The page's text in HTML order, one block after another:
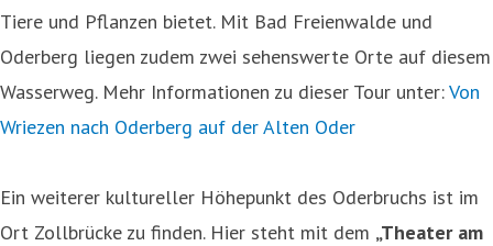
Tiere und Pflanzen bietet. Mit Bad Freienwalde und
Oderberg liegen zudem zwei sehenswerte Orte auf diesem
Wasserweg. Mehr Informationen zu dieser Tour unter:Von
Wriezen nach Oderberg auf der Alten Oder
Ein weiterer kultureller Höhepunkt des Oderbruchs ist im
Ort Zollbrücke zu finden. Hier steht mit dem „Theater am